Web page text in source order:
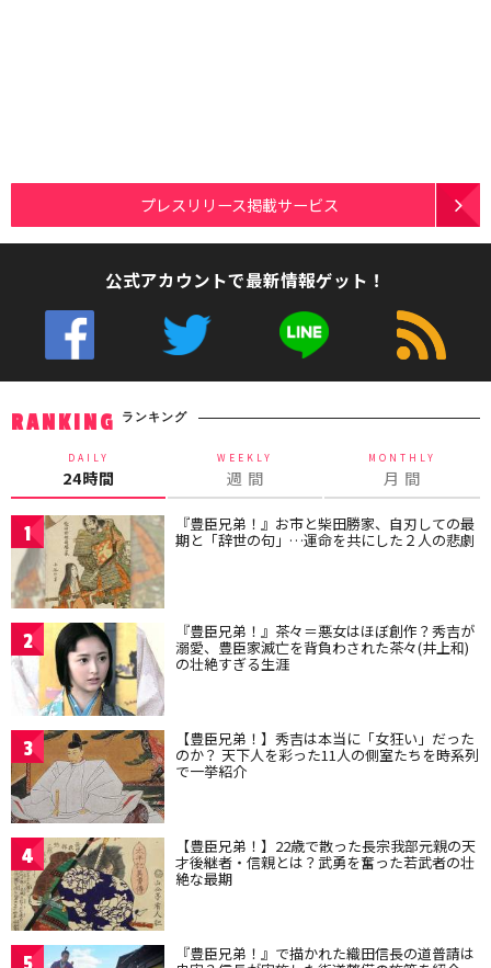
プレスリリース掲載サービス
公式アカウントで最新情報ゲット！
RANKING ランキング
DAILY
24時間
WEEKLY
週 間
MONTHLY
月 間
1 『豊臣兄弟！』お市と柴田勝家、自刃しての最
期と「辞世の句」…運命を共にした２人の悲劇
2 『豊臣兄弟！』茶々＝悪女はほぼ創作？秀吉が
溺愛、豊臣家滅亡を背負わされた茶々(井上和)
の壮絶すぎる生涯
3 【豊臣兄弟！】秀吉は本当に「女狂い」だった
のか？ 天下人を彩った11人の側室たちを時系列
で一挙紹介
4 【豊臣兄弟！】22歳で散った長宗我部元親の天
才後継者・信親とは？武勇を奮った若武者の壮
絶な最期
『豊臣兄弟！』で描かれた織田信長の道普請は